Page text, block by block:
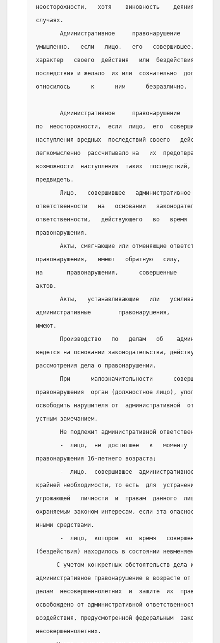
неосторожности,   хотя    виновность    деяния
случаях.
Административное     правонарушение
умышленно,   если   лицо,   его   совершившее,
характер   своего  действия   или  бездействия,
последствия и желало  их или  сознательно
относилось      к      ним
Административное     правонарушение
по  неосторожности,  если  лицо,  его  совершившее,
наступления вредных  последствий своего   действия
легкомысленно  рассчитывало на   их
возможности  наступления  таких  последствий, хотя
предвидеть.
Лицо,   совершившее   административное
ответственности   на   основании   законодательства
ответственности,   действующего   во   время   и
правонарушения.
Акты, смягчающие или отменяющие
правонарушения,   имеют   обратную   силу,    то
на       правонарушения,      совершенные        до
Акты,   устанавливающие   или   усиливающие
административные        правонарушения,
Производство   по   делам   об
ведется на основании законодательства,
рассмотрения дела о правонарушении.
При      малозначительности      совершенного
правонарушения  орган (должностное лицо),
освободить нарушителя от  административной
устным замечанием.
       Не подлежит административной ответственности:
-  лицо,  не  достигшее   к   моменту
правонарушения 16-летнего возраста;
-  лицо,  совершившее  административное
крайней необходимости, то есть  для  устранения
угрожающей   личности  и  правам  данного  лица
охраняемым законом интересам, если эта опасность
иными средствами.
-  лицо,  которое  во  время   совершения
(бездействия) находилось в состоянии невменяемости.
С учетом конкретных обстоятельств дела и
административное правонарушение в возрасте от 16
делам  несовершеннолетних  и  защите  их  прав
освобождено от административной ответственности с
воздействия, предусмотренной федеральным
несовершеннолетних.